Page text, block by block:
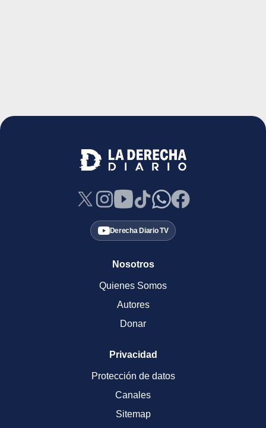
Derecha Diario TV
Nosotros
Quienes Somos
Autores
Donar
Privacidad
Protección de datos
Canales
Sitemap